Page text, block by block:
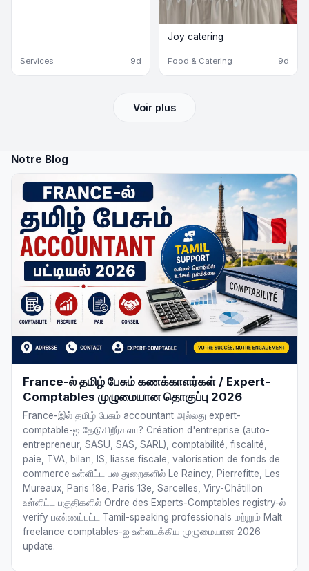
Services 9d
Joy catering
Food & Catering 9d
Voir plus
Notre Blog
France-ல் தமிழ் பேசும் கணக்காளர்கள் / Expert-
Comptables முழுமையான தொகுப்பு 2026
France-இல் தமிழ் பேசும் accountant அல்லது expert-
comptable-ஐ தேடுகிறீர்களா? Création d'entreprise (auto-
entrepreneur, SASU, SAS, SARL), comptabilité, fiscalité,
paie, TVA, bilan, IS, liasse fiscale, valorisation de fonds de
commerce உள்ளிட்ட பல துறைகளில் Le Raincy, Pierrefitte, Les
Mureaux, Paris 18e, Paris 13e, Sarcelles, Viry-Châtillon
உள்ளிட்ட பகுதிகளில் Ordre des Experts-Comptables registry-ல்
verify பண்ணப்பட்ட Tamil-speaking professionals மற்றும் Malt
freelance comptables-ஐ உள்ளடக்கிய முழுமையான 2026
update.